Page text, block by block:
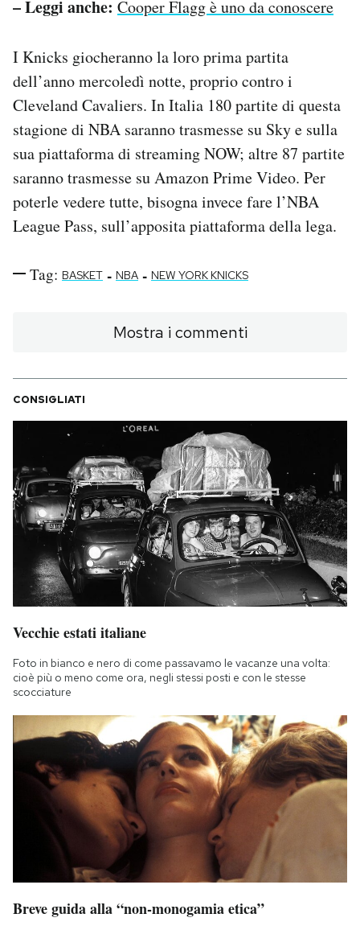
– Leggi anche: Cooper Flagg è uno da conoscere
I Knicks giocheranno la loro prima partita
dell’anno mercoledì notte, proprio contro i
Cleveland Cavaliers. In Italia 180 partite di questa
stagione di NBA saranno trasmesse su Sky e sulla
sua piattaforma di streaming NOW; altre 87 partite
saranno trasmesse su Amazon Prime Video. Per
poterle vedere tutte, bisogna invece fare l’NBA
League Pass, sull’apposita piattaforma della lega.
Tag: BASKET - NBA - NEW YORK KNICKS
Mostra i commenti
CONSIGLIATI
Vecchie estati italiane
Foto in bianco e nero di come passavamo le vacanze una volta:
cioè più o meno come ora, negli stessi posti e con le stesse
scocciature
Breve guida alla “non-monogamia etica”